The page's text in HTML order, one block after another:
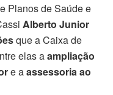
Planos de Saúde e
Alberto Junior
que a Caixa de
elas aampliação
e aassessoria ao